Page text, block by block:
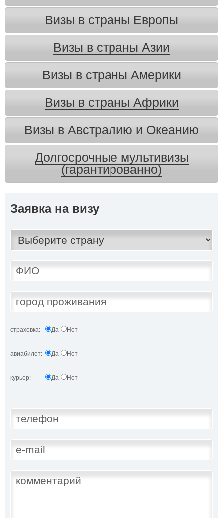
Визы в страны Европы
Визы в страны Азии
Визы в страны Америки
Визы в страны Африки
Визы в Австралию и Океанию
Долгосрочные мультивизы
(гарантированно)
Заявка на визу
страховка: Да Нет
авиабилет: Да Нет
курьер: Да Нет